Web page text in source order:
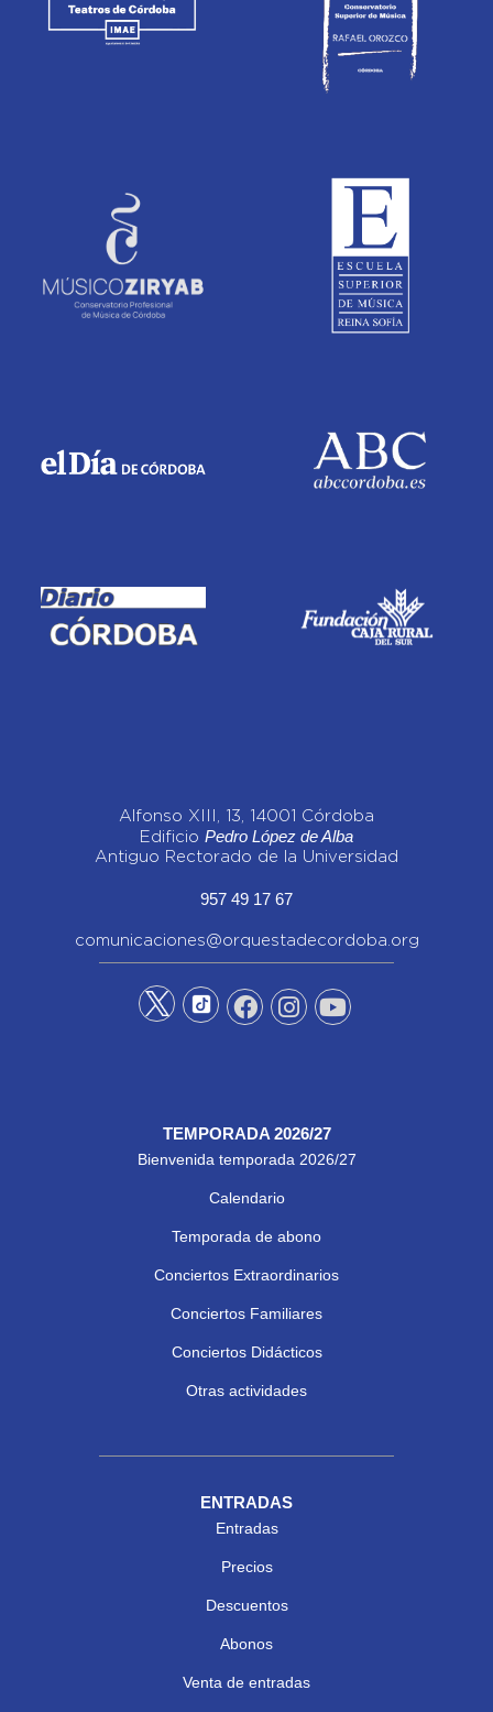
Alfonso XIII, 13, 14001 Córdoba
Edificio Pedro López de Alba
Antiguo Rectorado de la Universidad
957 49 17 67
comunicaciones@orquestadecordoba.org
TEMPORADA 2026/27
Bienvenida temporada 2026/27
Calendario
Temporada de abono
Conciertos Extraordinarios
Conciertos Familiares
Conciertos Didácticos
Otras actividades
ENTRADAS
Entradas
Precios
Descuentos
Abonos
Venta de entradas